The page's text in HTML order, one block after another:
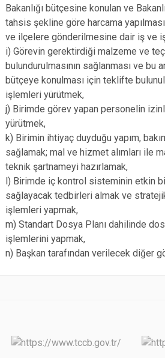
Bakanlığı bütçesine konulan ve
tahsis şekline göre harcama
ve ilçelere gönderilmesine dair iş ve
i) Görevin gerektirdiği malzeme ve
bulundurulmasının sağlanması ve bu
bütçeye konulması için teklifte
işlemleri yürütmek,
j) Birimde görev yapan personelin
yürütmek,
k) Birimin ihtiyaç duyduğu yapım,
sağlamak; mal ve hizmet alımları ile
teknik şartnameyi hazırlamak,
l) Birimde iç kontrol sisteminin etkin
sağlayacak tedbirleri almak ve
işlemleri yapmak,
m) Standart Dosya Planı dahilinde
işlemlerini yapmak,
n) Başkan tarafından verilecek diğer